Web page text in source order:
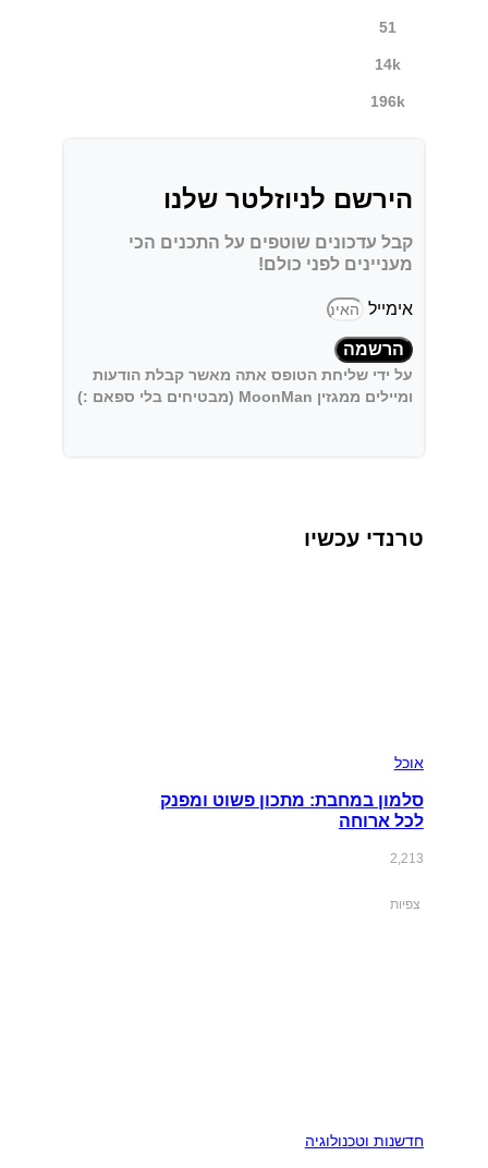
51
14k
196k
הירשם לניוזלטר שלנו
קבל עדכונים שוטפים על התכנים הכי
מעניינים לפני כולם!
אימייל
הרשמה
על ידי שליחת הטופס אתה מאשר קבלת הודעות
ומיילים ממגזין MoonMan (מבטיחים בלי ספאם :)
טרנדי עכשיו
אוכל
סלמון במחבת: מתכון פשוט ומפנק
לכל ארוחה
2,213
צפיות
חדשנות וטכנולוגיה